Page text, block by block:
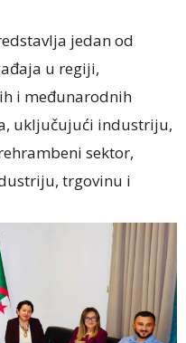
jedan od
u regiji,
i međunarodnih
uključujući industriju,
sektor,
trgovinu i